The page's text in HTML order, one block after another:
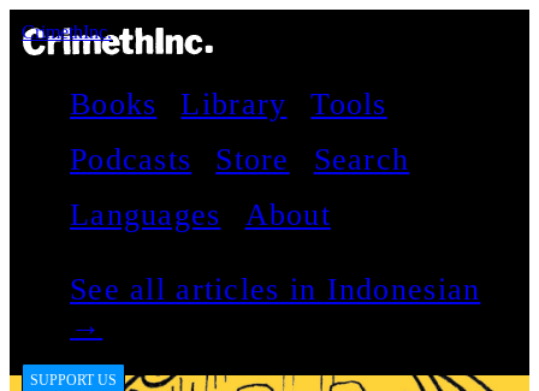
CrimethInc.
Books Library
Tools
Podcasts
Store
Search
Languages
About
See all articles in Indonesian
→
SUPPORT US